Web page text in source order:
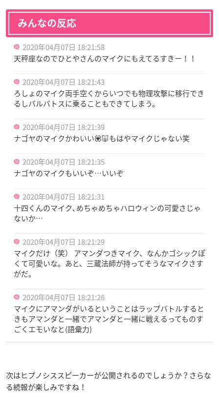
みんなの反応
2020年04月07日 18:21:58
天秤座なのでひとやさんのマイクにもえてるすきー！！
2020年04月07日 18:21:43
ろしょのマイク両手空くからいつでも物理攻撃に移行でき
るしバルバトスに乗ることもできてしまう。
2020年04月07日 18:21:39
ナゴヤのマイクかわいい💟🐷もはやマイクじゃない笑
2020年04月07日 18:21:35
ナゴヤのマイクもいいぞ…いいぞ
2020年04月07日 18:21:31
十四くんのマイク､めちゃめちゃハロウィンの可愛さじゃ
ないか…
2020年04月07日 18:21:29
マイクだけ（笑） アマンダつきマイク、なんかゴシックぽ
くて可愛いな。あと、三蔵法師が持ってそうなマイクさす
がだ。
2020年04月07日 18:21:26
マイクにアマンダがいるということはラップバトルすると
きもアマンダと一緒でアマンダと一緒に戦えるってものす
ごくエモいなと(語彙力)
次はヒプノシススピーカーが公開されるのでしょうか？さらな
る続報が楽しみですね！